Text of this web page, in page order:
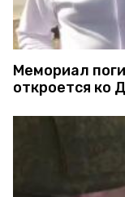
Мемориал
откроется ко